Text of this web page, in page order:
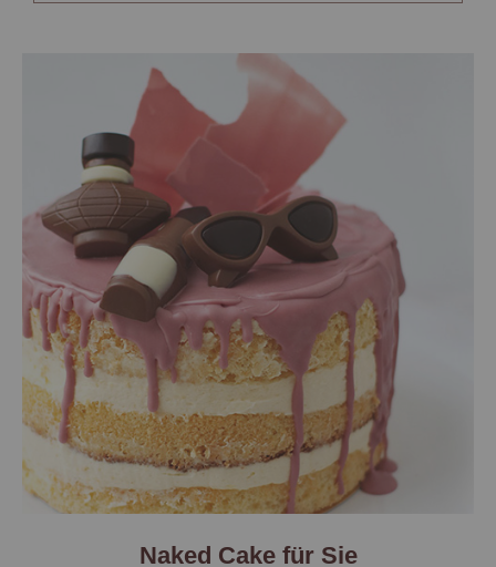
Naked Cake für Sie